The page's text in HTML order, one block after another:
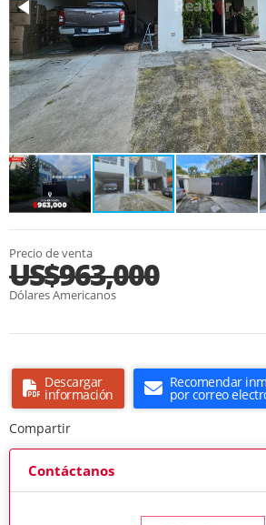
Precio de venta
US$963,000
Dólares Americanos
Descargar
información
Recomendar
por correo
Compartir
Contáctanos